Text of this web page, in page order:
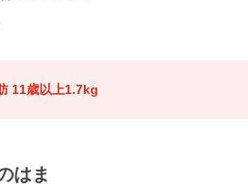
11歳以上1.7kg
はま